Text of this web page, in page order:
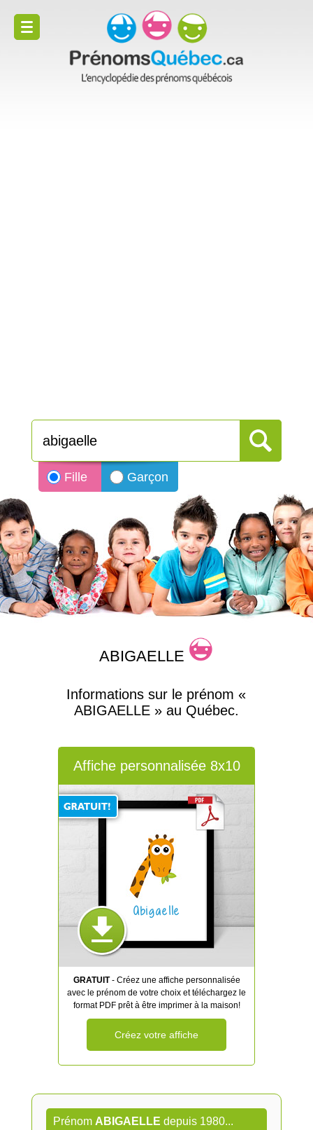
Fille Garçon
ABIGAELLE
Informations sur le prénom «
ABIGAELLE » au Québec.
Affiche personnalisée 8x10
Abigaelle
GRATUIT- Créez une affiche personnalisée
avec le prénom de votre choix et téléchargez le
format PDF prêt à être imprimer à la maison!
Créez votre affiche
Prénom ABIGAELLE depuis 1980...